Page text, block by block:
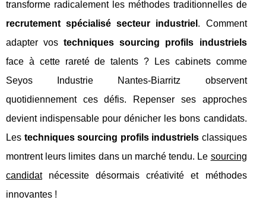
transforme radicalement les méthodes traditionnelles de
recrutement spécialisé secteur industriel . Comment
adapter vostechniques sourcing profils industriels
face à cette rareté de talents ? Les cabinets comme
Seyos Industrie Nantes-Biarritz observent
quotidiennement ces défis. Repenser ses approches
devient indispensable pour dénicher les bons candidats.
Les techniques sourcing profils industriels classiques
montrent leurs limites dans un marché tendu. Le sourcing
candidatnécessite désormais créativité et méthodes
innovantes !